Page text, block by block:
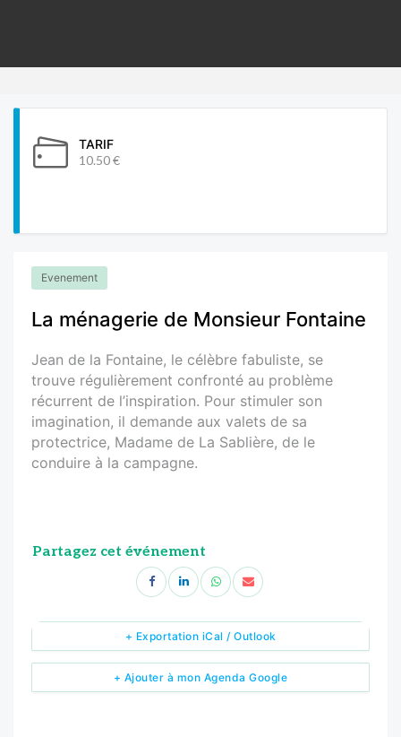
TARIF
10.50 €
Evenement
La ménagerie de Monsieur Fontaine
Jean de la Fontaine, le célèbre fabuliste, se
trouve régulièrement confronté au problème
récurrent de l’inspiration. Pour stimuler son
imagination, il demande aux valets de sa
protectrice, Madame de La Sablière, de le
conduire à la campagne.
Partagez cet événement
+ Ajouter à mon Agenda Google
+ Exportation iCal / Outlook